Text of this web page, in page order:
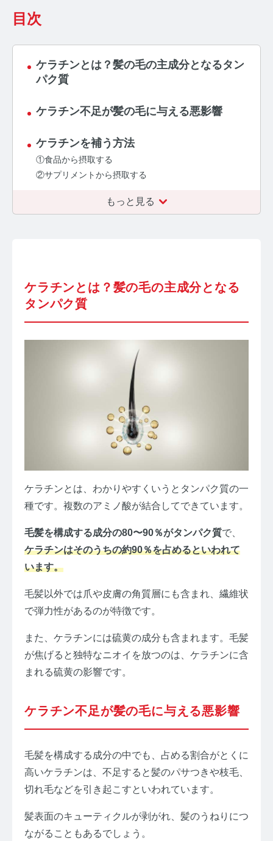
お問い合わせ
プライバシーポリシー サイトマップ
目次
ケラチンとは？髪の毛の主成分となるタン
パク質
ケラチン不足が髪の毛に与える悪影響
ケラチンを補う方法
①食品から摂取する
②サプリメントから摂取する
もっと見る
ケラチンとは？髪の毛の主成分となる
タンパク質
ケラチンとは、わかりやすくいうとタンパク質の一
種です。複数のアミノ酸が結合してできています。
毛髪を構成する成分の80〜90％がタンパク質で、
ケラチンはそのうちの約90％を占めるといわれて
います。
毛髪以外では爪や皮膚の角質層にも含まれ、繊維状
で弾力性があるのが特徴です。
また、ケラチンには硫黄の成分も含まれます。毛髪
が焦げると独特なニオイを放つのは、ケラチンに含
まれる硫黄の影響です。
ケラチン不足が髪の毛に与える悪影響
毛髪を構成する成分の中でも、占める割合がとくに
高いケラチンは、不足すると髪のパサつきや枝毛、
切れ毛などを引き起こすといわれています。
髪表面のキューティクルが剥がれ、髪のうねりにつ
ながることもあるでしょう。